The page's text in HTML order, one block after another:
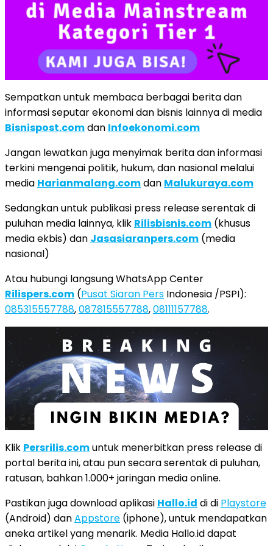
Sempatkan untuk membaca berbagai berita dan
informasi seputar ekonomi dan bisnis lainnya di media
Bisnispost.comdan Infoekonomi.com
Jangan lewatkan juga menyimak berita dan informasi
terkini mengenai politik, hukum, dan nasional melalui
media Harianmalang.comdan Malukuraya.com
Sedangkan untuk publikasi press release serentak di
puluhan media lainnya, klik Rilisbisnis.com (khusus
media ekbis) dan Jasasiaranpers.com (media
nasional)
Atau hubungi langsung WhatsApp Center
Rilispers.com (Pusat Siaran Pers Indonesia /PSPI):
085315557788,087815557788,08111157788.
Klik Persrilis.comuntuk menerbitkan press release di
portal berita ini, atau pun secara serentak di puluhan,
ratusan, bahkan 1.000+ jaringan media online.
Pastikan juga download aplikasi Hallo.id di di Playstore
(Android) danAppstore (iphone), untuk mendapatkan
aneka artikel yang menarik. Media Hallo.id dapat